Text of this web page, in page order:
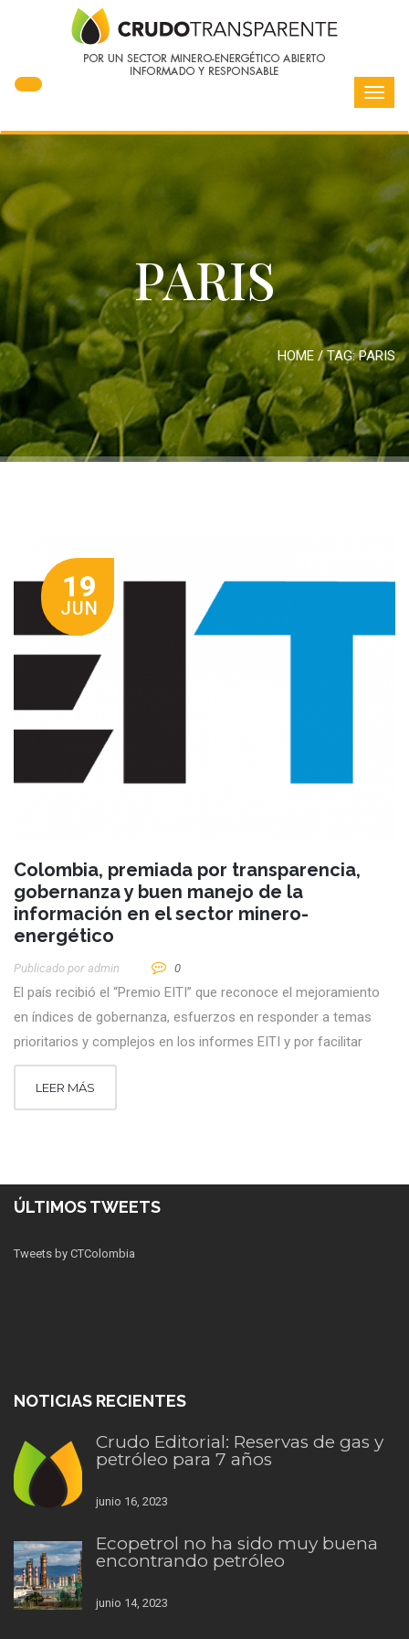
PARIS
HOME / TAG:PARIS
19
JUN
Colombia, premiada por transparencia,
gobernanza y buen manejo de la
información en el sector minero-
energético
Publicado por Admin 0
El país recibió el “Premio EITI” que reconoce el mejoramiento
en índices de gobernanza, esfuerzos en responder a temas
prioritarios y complejos en los informes EITI y por facilitar
LEER MÁS
ÚLTIMOS TWEETS
Tweets by CTColombia
NOTICIAS RECIENTES
Crudo Editorial: Reservas de gas y
petróleo para 7 años
junio 16, 2023
Ecopetrol no ha sido muy buena
encontrando petróleo
junio 14, 2023